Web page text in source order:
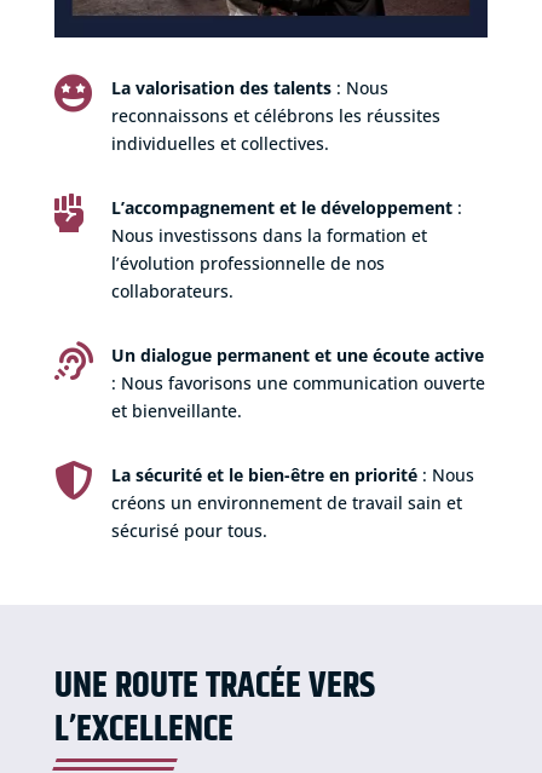
 La valorisation des talents: Nous
reconnaissons et célébrons les réussites
individuelles et collectives.
 L’accompagnement et le développement:
Nous investissons dans la formation et
l’évolution professionnelle de nos
collaborateurs.

Un dialogue permanent et une écoute active
: Nous favorisons une communication ouverte
et bienveillante.
 La sécurité et le bien-être en priorité: Nous
créons un environnement de travail sain et
sécurisé pour tous.
UNE ROUTE TRACÉE VERS
L’EXCELLENCE